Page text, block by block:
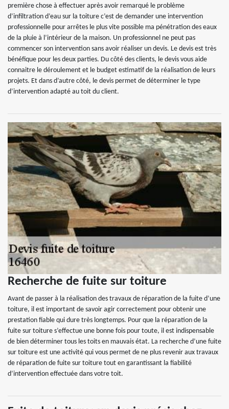
première chose à effectuer après avoir remarqué le problème
d’infiltration d’eau sur la toiture c’est de demander une intervention
professionnelle pour arrêtes le plus vite possible ma pénétration des eaux
de la pluie à l’intérieur de la maison. Un professionnel ne peut pas
commencer son intervention sans avoir réaliser un devis. Le devis est très
bénéfique pour les deux parties. Du côté des clients, le devis vous aide
connaitre le déroulement et le budget estimatif de la réalisation de leurs
projets. Et dans d’autre côté, le devis permet de déterminer le type
d’intervention adapté au toit du client.
Recherche de fuite sur toiture
Avant de passer à la réalisation des travaux de réparation de la fuite d’une
toiture, il est important de savoir agir correctement pour obtenir une
prestation fiable qui dure très longtemps. Pour que la réparation de la
fuite sur toiture s’effectue une bonne fois pour toute, il est indispensable
de bien déterminer tous les toits en mauvais état. La recherche d’une fuite
sur toiture est une activité qui vous permet de ne plus revenir aux travaux
de réparation de fuite sur toiture tout en garantissant la fiabilité
d’intervention effectuée dans votre toit.